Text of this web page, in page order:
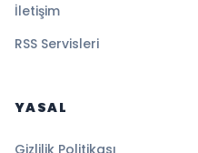
İletişim
RSS Servisleri
YASAL
Gizlilik Politikası